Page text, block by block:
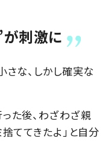
刺激に
さな、しかし確実な
た後、わざわざ親
ててきたよ」と自分